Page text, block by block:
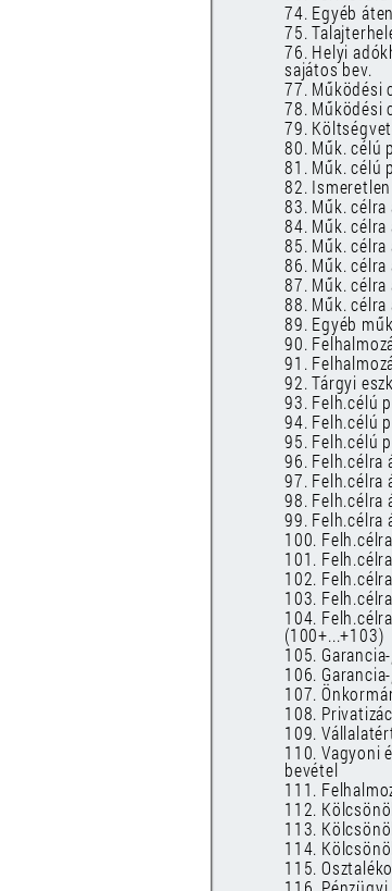
74. Egyéb
75.
76. Helyi
sajátos bev.
77. Működési
78. Működési
79.
80. Műk. célú
81. Műk. célú
82. Ismeretlen
83. Műk.
84. Műk.
85. Műk.
86. Műk.
87. Műk.
88. Műk.
89. Egyéb
90.
91.
92. Tárgyi
93. Felh.célú
94. Felh.célú
95. Felh.célú
96. Felh.célra
97. Felh.célra
98. Felh.célra
99. Felh.célra
100.
101.
102.
103.
104.
(100+...+103)
105.
106.
107.
108.
109.
110. Vagyoni
bevétel
111.
112.
113.
114.
115.